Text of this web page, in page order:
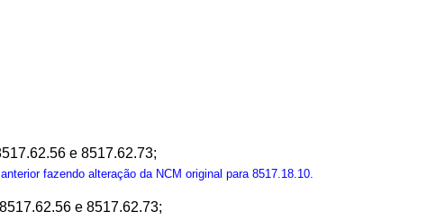
e 8517.62.73;
fazendo alteração da NCM original para 8517.18.10.
e 8517.62.73;